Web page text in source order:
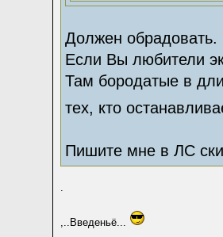
Должен обрадовать.
Если Вы любители
Там бородатые в
тех, кто
Пишите мне в ЛС
.
,..Введеньё...